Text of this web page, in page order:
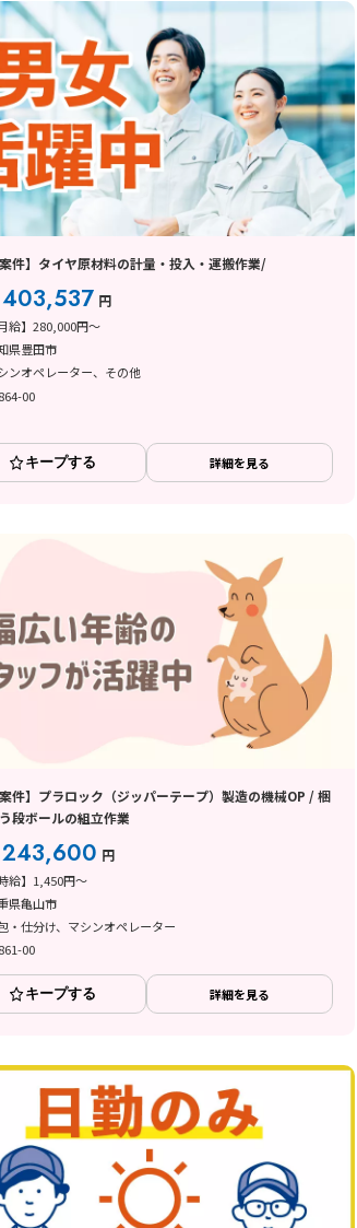
案件】タイヤ原材料の計量・投入・運搬作業/
403,537 円
月給】280,000円～
県豊田市
ンオペレーター、その他
00
キープする 詳細を見る
案件】プラロック（ジッパーテープ）製造の機械OP / 梱
段ボールの組立作業
243,600 円
時給】1,450円～
県亀山市
・仕分け、マシンオペレーター
00
キープする 詳細を見る